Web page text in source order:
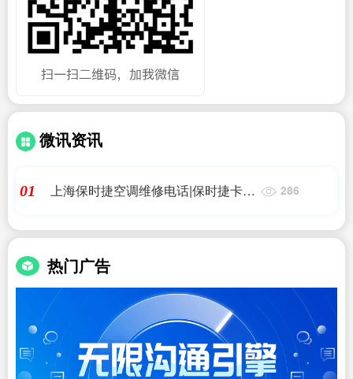
微讯资讯
01
上海保时捷空调维修电话|保时捷卡宴
286
热门广告